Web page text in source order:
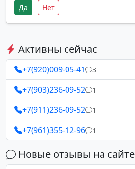
Да Нет
Активны сейчас
+7(920)009-05-41 3
+7(903)236-09-52 1
+7(911)236-09-52 1
+7(961)355-12-96 1
Новые отзывы на сайте